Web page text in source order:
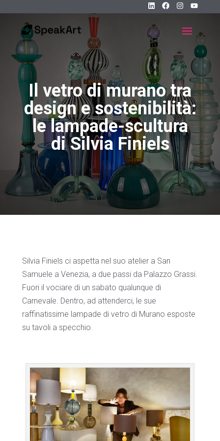
Il vetro di murano tra
design e sostenibilità:
le lampade-scultura
di Silvia Finiels
Silvia Finiels ci aspetta nel suo atelier a San
Samuele a Venezia, a due passi da Palazzo Grassi.
Fuori il vociare di un sabato qualunque di
Carnevale. Dentro, ad attenderci, le sue
raffinatissime lampade di vetro di Murano esposte
su tavoli a specchio.